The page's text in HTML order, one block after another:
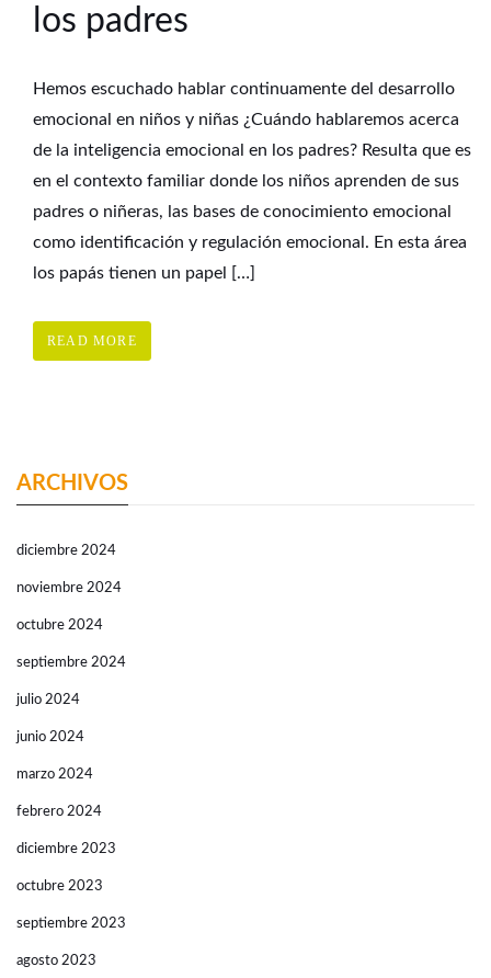
los padres
Hemos escuchado hablar continuamente del desarrollo
emocional en niños y niñas ¿Cuándo hablaremos acerca
de la inteligencia emocional en los padres? Resulta que es
en el contexto familiar donde los niños aprenden de sus
padres o niñeras, las bases de conocimiento emocional
como identificación y regulación emocional. En esta área
los papás tienen un papel […]
READ MORE
ARCHIVOS
diciembre 2024
noviembre 2024
octubre 2024
septiembre 2024
julio 2024
junio 2024
marzo 2024
febrero 2024
diciembre 2023
octubre 2023
septiembre 2023
agosto 2023